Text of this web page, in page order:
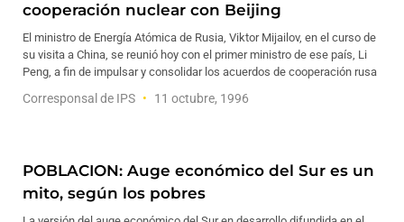
cooperación nuclear con Beijing
El ministro de Energía Atómica de Rusia, Viktor Mijailov, en el curso de
su visita a China, se reunió hoy con el primer ministro de ese país, Li
Peng, a fin de impulsar y consolidar los acuerdos de cooperación rusa
Corresponsal de IPS 11 octubre, 1996
POBLACION: Auge económico del Sur es un
mito, según los pobres